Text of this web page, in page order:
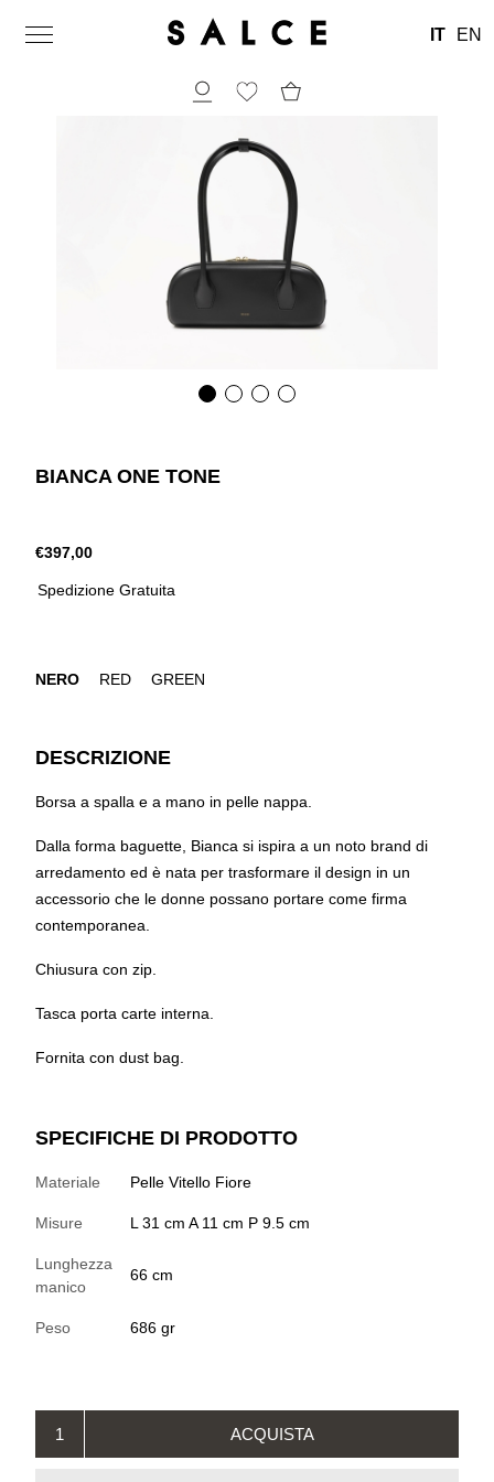
IT EN
BIANCA ONE TONE
€397,00
Spedizione Gratuita
NERO RED GREEN
DESCRIZIONE
Borsa a spalla e a mano in pelle nappa.
Dalla forma baguette, Bianca si ispira a un noto brand di
arredamento ed è nata per trasformare il design in un
accessorio che le donne possano portare come firma
contemporanea.
Chiusura con zip.
Tasca porta carte interna.
Fornita con dust bag.
SPECIFICHE DI PRODOTTO
Materiale Pelle Vitello Fiore
Misure L 31 cm A 11 cm P 9.5 cm
Lunghezza
manico
66 cm
Peso 686 gr